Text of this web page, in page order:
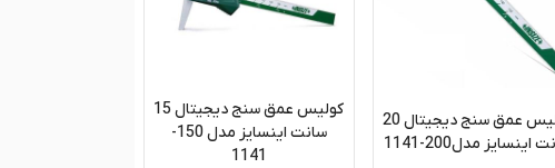
کولیس عمق سنج دیجیتال 20
اینسایز مدل200-1141
کولیس عمق سنج دیجیتال 15
سانت اینسایز مدل 150-
1141